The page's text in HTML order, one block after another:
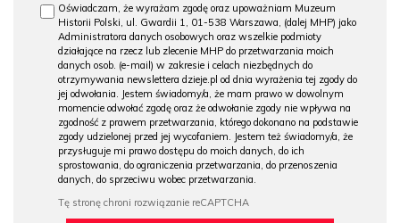
Oświadczam, że wyrażam zgodę oraz upoważniam Muzeum
Historii Polski, ul. Gwardii 1, 01-538 Warszawa, (dalej MHP) jako
Administratora danych osobowych oraz wszelkie podmioty
działające na rzecz lub zlecenie MHP do przetwarzania moich
danych osob. (e-mail) w zakresie i celach niezbędnych do
otrzymywania newslettera dzieje.pl od dnia wyrażenia tej zgody do
jej odwołania. Jestem świadomy/a, że mam prawo w dowolnym
momencie odwołać zgodę oraz że odwołanie zgody nie wpływa na
zgodność z prawem przetwarzania, którego dokonano na podstawie
zgody udzielonej przed jej wycofaniem. Jestem też świadomy/a, że
przysługuje mi prawo dostępu do moich danych, do ich
sprostowania, do ograniczenia przetwarzania, do przenoszenia
danych, do sprzeciwu wobec przetwarzania.